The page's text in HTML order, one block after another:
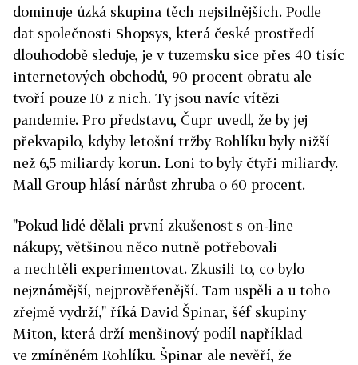
dominuje úzká skupina těch nejsilnějších. Podle
dat společnosti Shopsys, která české prostředí
dlouhodobě sleduje, je v tuzemsku sice přes 40 tisíc
internetových obchodů, 90 procent obratu ale
tvoří pouze 10 z nich. Ty jsou navíc vítězi
pandemie. Pro představu, Čupr uvedl, že by jej
překvapilo, kdyby letošní tržby Rohlíku byly nižší
než 6,5 miliardy korun. Loni to byly čtyři miliardy.
Mall Group hlásí nárůst zhruba o 60 procent.
"Pokud lidé dělali první zkušenost s on-line
nákupy, většinou něco nutně potřebovali
a nechtěli experimentovat. Zkusili to, co bylo
nejznámější, nejprověřenější. Tam uspěli a u toho
zřejmě vydrží," říká David Špinar, šéf skupiny
Miton, která drží menšinový podíl například
ve zmíněném Rohlíku. Špinar ale nevěří, že